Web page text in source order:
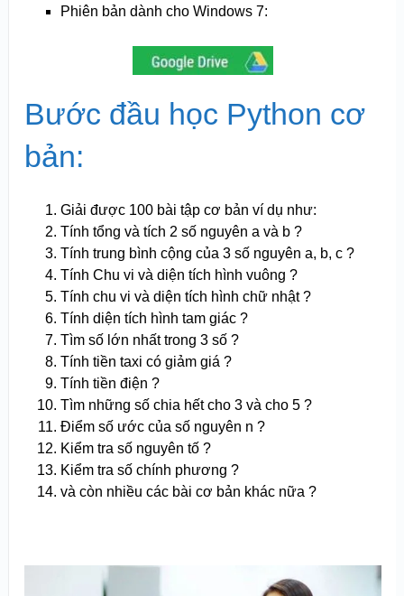
Phiên bản dành cho Windows 7:
Bước đầu học Python cơ
bản:
Giải được 100 bài tập cơ bản ví dụ như:
Tính tổng và tích 2 số nguyên a và b ?
Tính trung bình cộng của 3 số nguyên a, b, c ?
Tính Chu vi và diện tích hình vuông ?
Tính chu vi và diện tích hình chữ nhật ?
Tính diện tích hình tam giác ?
Tìm số lớn nhất trong 3 số ?
Tính tiền taxi có giảm giá ?
Tính tiền điện ?
Tìm những số chia hết cho 3 và cho 5 ?
Điểm số ước của số nguyên n ?
Kiểm tra số nguyên tố ?
Kiểm tra số chính phương ?
và còn nhiều các bài cơ bản khác nữa ?